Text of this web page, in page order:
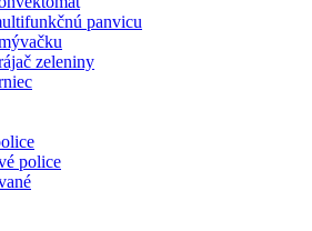
panvicu
zeleniny
police